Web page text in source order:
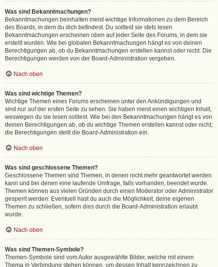
Was sind Bekanntmachungen?
Bekanntmachungen beinhalten meist wichtige Informationen zu dem Bereich
des Boards, in dem du dich befindest. Du solltest sie stets lesen.
Bekanntmachungen erscheinen oben auf jeder Seite des Forums, in dem sie
erstellt wurden. Wie bei globalen Bekanntmachungen hängt es von deinen
Berechtigungen ab, ob du Bekanntmachungen erstellen kannst oder nicht. Die
Berechtigungen werden von der Board-Administration vergeben.
Nach oben
Was sind wichtige Themen?
Wichtige Themen eines Forums erscheinen unter den Ankündigungen und
sind nur auf der ersten Seite zu sehen. Sie haben meist einen wichtigen Inhalt,
weswegen du sie lesen solltest. Wie bei den Bekanntmachungen hängt es von
deinen Berechtigungen ab, ob du wichtige Themen erstellen kannst oder nicht;
die Berechtigungen stellt die Board-Administration ein.
Nach oben
Was sind geschlossene Themen?
Geschlossene Themen sind Themen, in denen nicht mehr geantwortet werden
kann und bei denen eine laufende Umfrage, falls vorhanden, beendet wurde.
Themen können aus vielen Gründen durch einen Moderator oder Administrator
gesperrt werden. Eventuell hast du auch die Möglichkeit, deine eigenen
Themen zu schließen, sofern dies durch die Board-Administration erlaubt
wurde.
Nach oben
Was sind Themen-Symbole?
Themen-Symbole sind vom Autor ausgewählte Bilder, welche mit einem
Thema in Verbindung stehen können, um dessen Inhalt kennzeichnen zu